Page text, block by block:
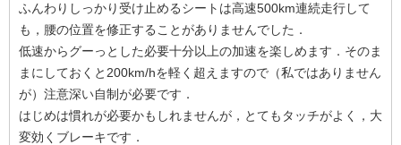
ふんわりしっかり受け止めるシートは高速500km連続走行して
も，腰の位置を修正することがありませんでした．
低速からグーっとした必要十分以上の加速を楽しめます．そのま
まにしておくと200km/hを軽く超えますので（私ではありません
が）注意深い自制が必要です．
はじめは慣れが必要かもしれませんが，とてもタッチがよく，大
変効くブレーキです．